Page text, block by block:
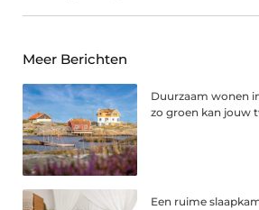
Meer Berichten
Duurzaam wonen
zo groen kan jouw
Een ruime